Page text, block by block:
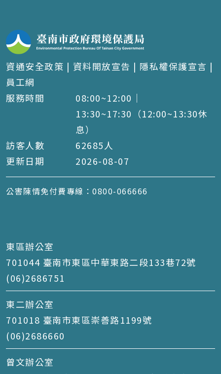
資通安全政策 | 資料開放宣告 | 隱私權保護宣言 |
員工網
服務時間
08:00~12:00｜
13:30~17:30（12:00~13:30休
息）
訪客人數
62685 人
更新日期
2026-08-07
公害陳情免付費專線：0800-066666
東區辦公室
701044 臺南市東區中華東路二段133巷72號
(06)2686751
東二辦公室
701018 臺南市東區崇善路1199號
(06)2686660
曾文辦公室